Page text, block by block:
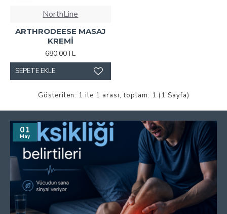
NorthLine
ARTHRODEESE MASAJ
KREMİ
680,00TL
SEPETE EKLE
Gösterilen: 1 ile 1 arası, toplam: 1 (1 Sayfa)
01
May